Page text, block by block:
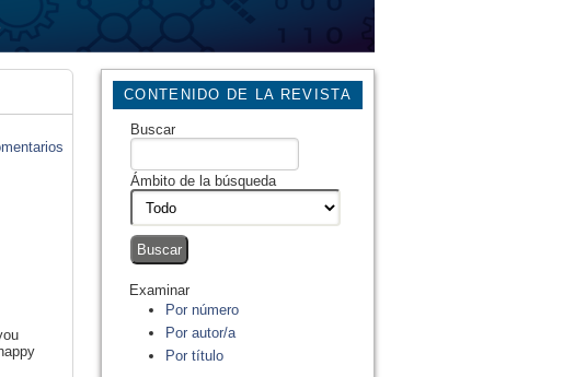
CONTENIDO DE LA REVISTA
Buscar
Ámbito de la búsqueda
Examinar
Por número
Por autor/a
Por título